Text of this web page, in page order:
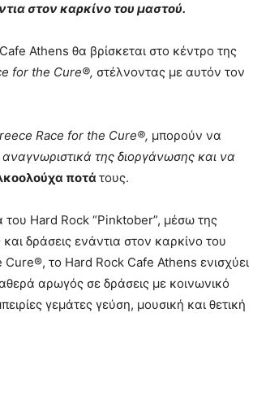
στον καρκίνο του μαστού.
Athens θα βρίσκεται στο κέντρο της
for the Cure®, στέλνοντας με αυτόν τον
Race for the Cure®, μπορούν να
της διοργάνωσης και να
ποτά τους.
Hard Rock “Pinktober”, μέσω της
δράσεις ενάντια στον καρκίνο του
το Hard Rock Cafe Athens ενισχύει
αρωγός σε δράσεις με κοινωνικό
γεμάτες γεύση, μουσική και θετική